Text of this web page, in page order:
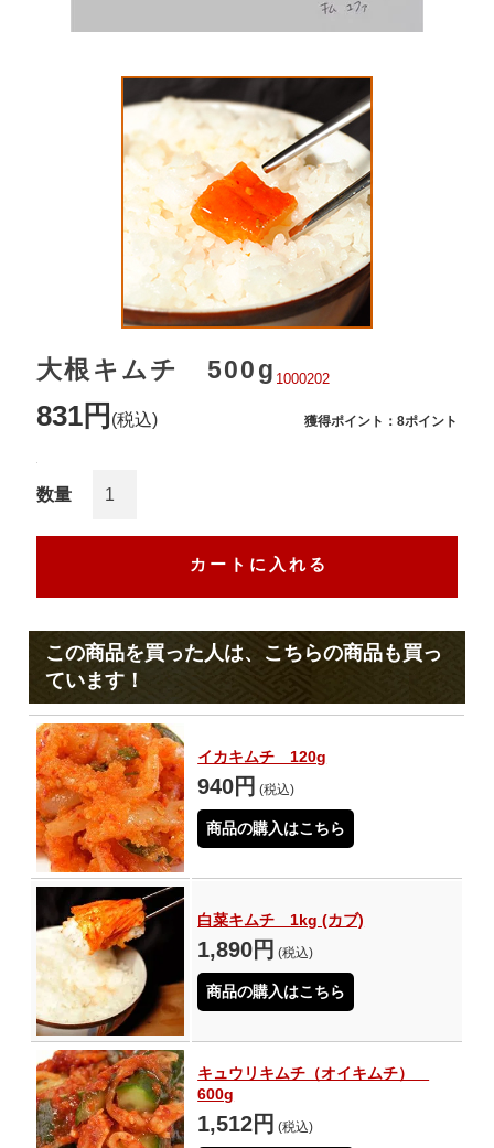
大根キムチ 500g 1000202
831円 (税込) 獲得ポイント：8ポイント
数量
この商品を買った人は、こちらの商品も買っ
ています！
イカキムチ 120g
940円 (税込)
商品の購入はこちら
白菜キムチ 1kg (カブ)
1,890円 (税込)
商品の購入はこちら
キュウリキムチ（オイキムチ）
600g
1,512円 (税込)